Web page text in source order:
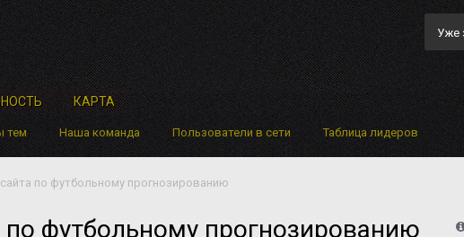
Уже
тем Наша команда Пользователи в сети Таблица лидеров
КАРТА
по футбольному прогнозированию
футбольному прогнозированию